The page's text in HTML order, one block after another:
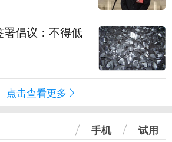
倡议：不得低
点击查看更多
手机 试用